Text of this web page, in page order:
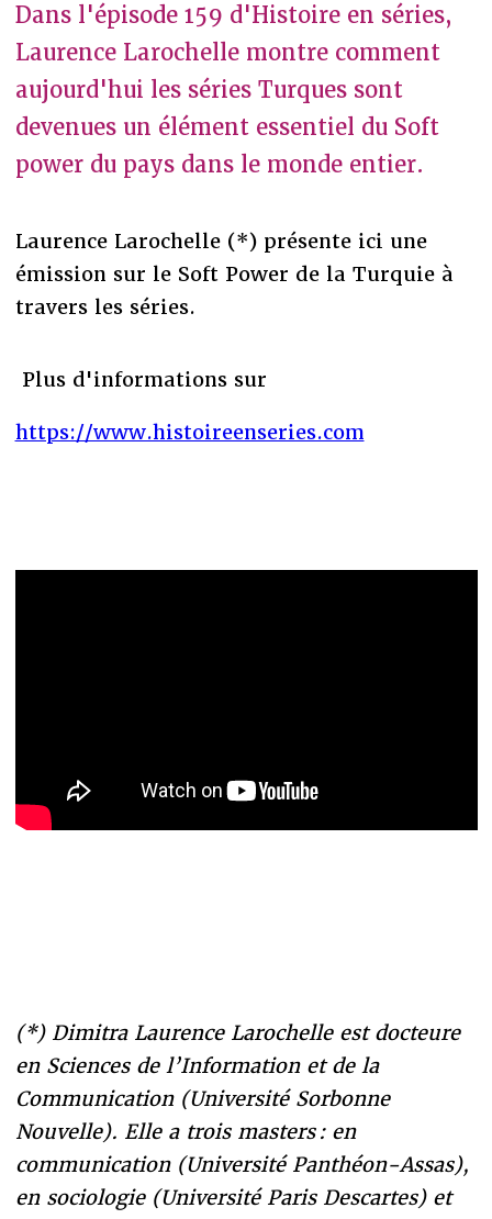
Dans l'épisode 159 d'Histoire en séries,
Laurence Larochelle montre comment
aujourd'hui les séries Turques sont
devenues un élément essentiel du Soft
power du pays dans le monde entier.
Laurence Larochelle (*) présente ici une
émission sur le Soft Power de la Turquie à
travers les séries.
Plus d'informations sur
https://www.histoireenseries.com
(*) Dimitra Laurence Larochelle est docteure
en Sciences de l’Information et de la
Communication (Université Sorbonne
Nouvelle). Elle a trois masters : en
communication (Université Panthéon-Assas),
en sociologie (Université Paris Descartes) et